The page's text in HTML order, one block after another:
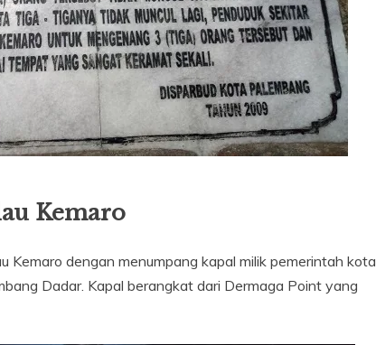
Kemaro
Kemaro dengan menumpang kapal milik pemerintah kota
Dadar. Kapal berangkat dari Dermaga Point yang